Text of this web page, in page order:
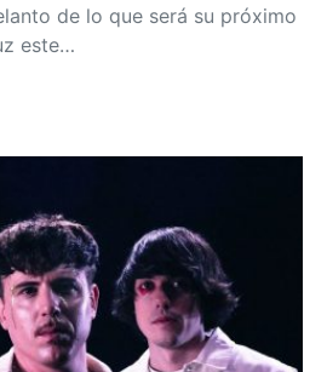
de lo que será su próximo
este…